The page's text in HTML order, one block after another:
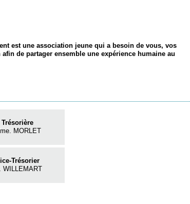
est une association jeune qui a besoin de vous, vos
de partager ensemble une expérience humaine au
Trésorière
MORLET
Trésorier
WILLEMART